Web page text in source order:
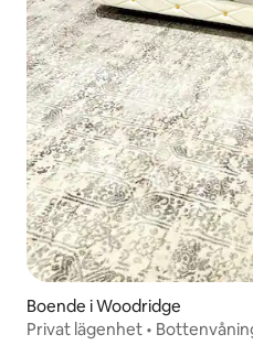
Boende i Woodridge
Privat lägenhet •